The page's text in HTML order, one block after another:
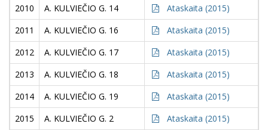
2010
A. KULVIEČIO G. 14
Ataskaita (2015)
2011
A. KULVIEČIO G. 16
Ataskaita (2015)
2012
A. KULVIEČIO G. 17
Ataskaita (2015)
2013
A. KULVIEČIO G. 18
Ataskaita (2015)
2014
A. KULVIEČIO G. 19
Ataskaita (2015)
2015
A. KULVIEČIO G. 2
Ataskaita (2015)